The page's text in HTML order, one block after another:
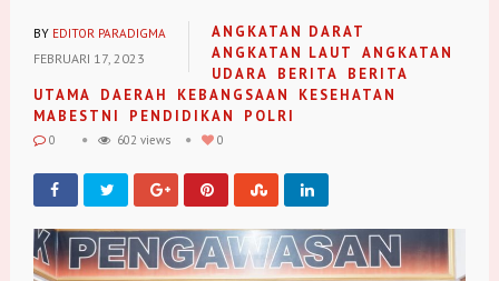
BY EDITOR PARADIGMA
FEBRUARI 17, 2023
ANGKATAN DARAT
ANGKATAN LAUT
ANGKATAN
UDARA
BERITA
BERITA
UTAMA
DAERAH KEBANGSAAN
KESEHATAN
MABESTNI
PENDIDIKAN POLRI
0 602 views 0